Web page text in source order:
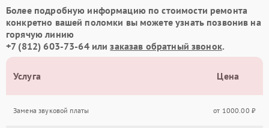
Более подробную информацию по стоимости ремонта
конкретно вашей поломки вы можете узнать позвонив на
горячую линию
+7 (812) 603-73-64илизаказав обратный звонок.
Услуга Цена
Замена звуковой платы от 1000.00 ₽